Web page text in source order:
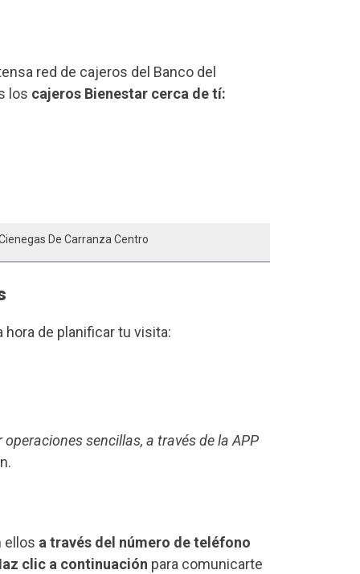
red de cajeros del Banco del
los cajeros Bienestar cerca de tí:
De Carranza Centro
hora de planificar tu visita:
sencillas, a través de la APP
ellos a través del número de teléfono
clic a continuación para comunicarte